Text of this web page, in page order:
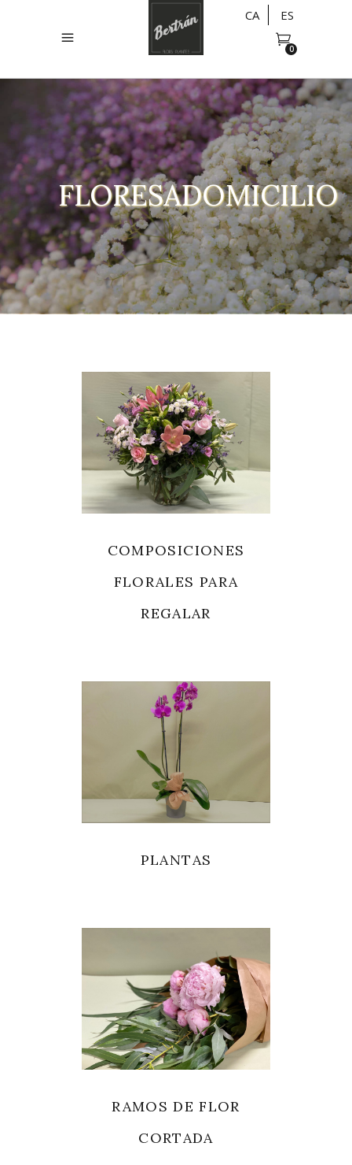
0
CA ES
FLORESADOMICILIO
COMPOSICIONES
FLORALES PARA
REGALAR
PLANTAS
RAMOS DE FLOR
CORTADA